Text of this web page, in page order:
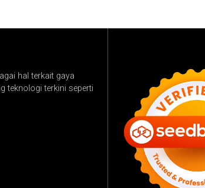
hal terkait gaya
teknologi terkini seperti